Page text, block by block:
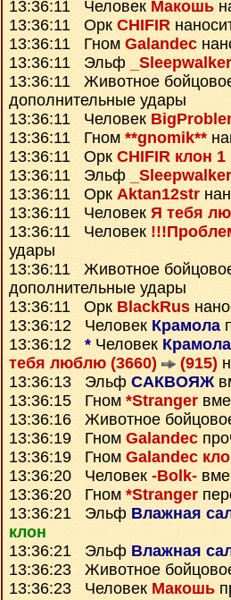
13:36:11 Человек Макошь
13:36:11 Орк CHIFIR
13:36:11 Гном Galandec
13:36:11 Эльф
13:36:11 Животное
дополнительные удары
13:36:11 Человек
13:36:11 Гном **gnomik**
13:36:11 Орк CHIFIR клон 1
13:36:11 Эльф
_Sleepwalker_
13:36:11 Орк Aktan12str
13:36:11 Человек Я тебя
13:36:11 Человек
удары
13:36:11 Животное
дополнительные удары
13:36:11 Орк BlackRus
13:36:12 Человек Крамола
13:36:12 * Человек Крамола
тебя люблю (3660)
(915)
13:36:13 Эльф САКВОЯЖ
13:36:15 Гном *Stranger
13:36:16 Животное
13:36:19 Гном Galandec
13:36:19 Гном Galandec
13:36:20 Человек -Bolk-
13:36:20 Гном *Stranger
13:36:21 Эльф Влажная
клон
13:36:21 Эльф Влажная
13:36:23 Животное
13:36:23 Человек Макошь